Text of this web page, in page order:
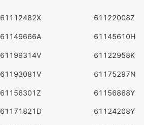
61112482X 61122008Z
61149666A 61145610H
61199314V 61122958K
61193081V 61175297N
61156301Z 61156868Y
61171821D 61124208Y